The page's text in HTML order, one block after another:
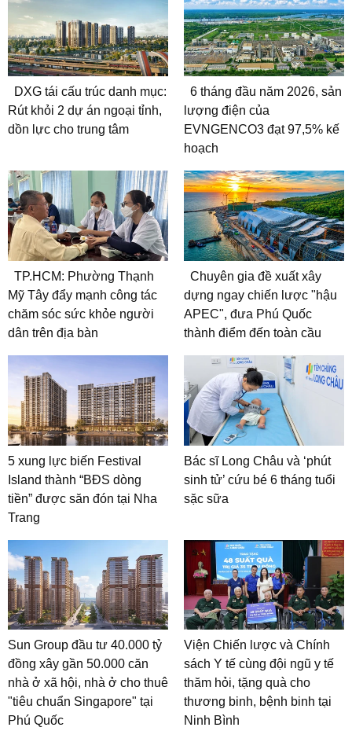
DXG tái cấu trúc danh mục:
Rút khỏi 2 dự án ngoại tỉnh,
dồn lực cho trung tâm
6 tháng đầu năm 2026, sản
lượng điện của
EVNGENCO3 đạt 97,5% kế
hoạch
TP.HCM: Phường Thạnh
Mỹ Tây đẩy mạnh công tác
chăm sóc sức khỏe người
dân trên địa bàn
Chuyên gia đề xuất xây
dựng ngay chiến lược "hậu
APEC", đưa Phú Quốc
thành điểm đến toàn cầu
5 xung lực biến Festival
Island thành “BĐS dòng
tiền” được săn đón tại Nha
Trang
Bác sĩ Long Châu và ‘phút
sinh tử’ cứu bé 6 tháng tuổi
sặc sữa
Sun Group đầu tư 40.000 tỷ
đồng xây gần 50.000 căn
nhà ở xã hội, nhà ở cho thuê
"tiêu chuẩn Singapore" tại
Phú Quốc
Viện Chiến lược và Chính
sách Y tế cùng đội ngũ y tế
thăm hỏi, tặng quà cho
thương binh, bệnh binh tại
Ninh Bình